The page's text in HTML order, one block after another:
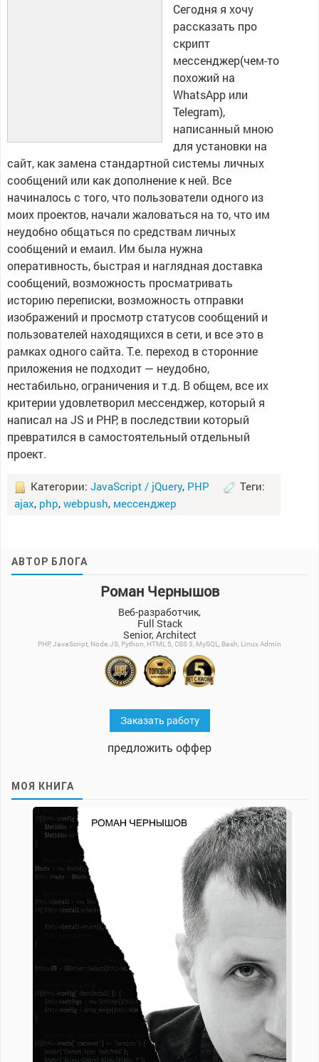
Сегодня я хочу
рассказать про
скрипт
мессенджер(чем-то
похожий на
WhatsApp или
Telegram),
написанный мною
для установки на
сайт, как замена стандартной системы личных
сообщений или как дополнение к ней. Все
начиналось с того, что пользователи одного из
моих проектов, начали жаловаться на то, что им
неудобно общаться по средствам личных
сообщений и емаил. Им была нужна
оперативность, быстрая и наглядная доставка
сообщений, возможность просматривать
историю переписки, возможность отправки
изображений и просмотр статусов сообщений и
пользователей находящихся в сети, и все это в
рамках одного сайта. Т.е. переход в сторонние
приложения не подходит — неудобно,
нестабильно, ограничения и т.д. В общем, все их
критерии удовлетворил мессенджер, который я
написал на JS и PHP, в последствии который
превратился в самостоятельный отдельный
проект.
Категории: JavaScript / jQuery, PHP
Теги:
ajax, php, webpush, мессенджер
АВТОР БЛОГА
Роман Чернышов
Веб-разработчик,
Full Stack
Senior, Architect
PHP, JavaScript, Node.JS, Python, HTML 5, CSS 3, MySQL, Bash, Linux Admin
Заказать работу
предложить оффер
МОЯ КНИГА